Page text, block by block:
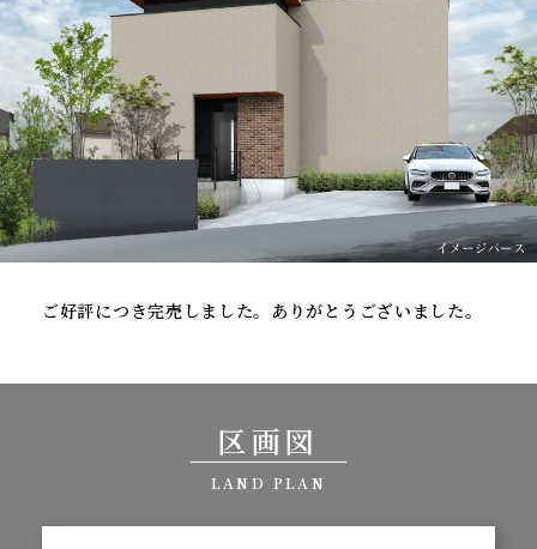
ご好評につき完売しました。ありがとうございました。
区画図
LAND PLAN